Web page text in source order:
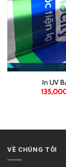
In UV
VỀ CHÚNG TÔI